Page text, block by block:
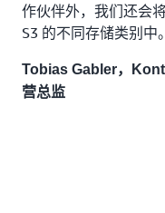
作伙伴外，我们还会
S3 的不同存储类别中
Tobias Gabler，
营总监